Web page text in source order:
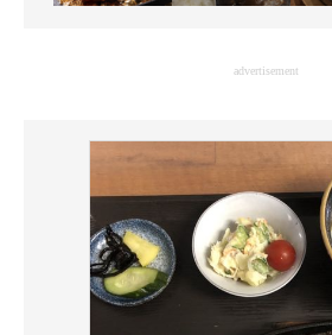
製造業のIT導入・活用を支援
モノづくり技術者専門サイト
エレクトロニクス専門サイト
電子設計の基本と応用
advertisement